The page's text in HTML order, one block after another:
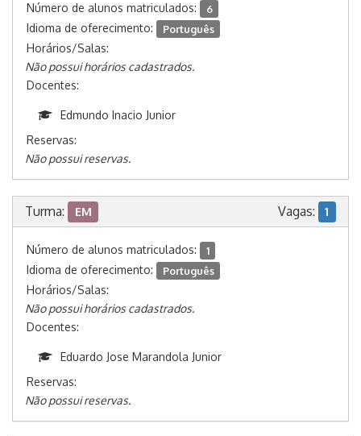
Número de alunos matriculados: 6
Idioma de oferecimento: Português
Horários/Salas:
Não possui horários cadastrados.
Docentes:
Edmundo Inacio Junior
Reservas:
Não possui reservas.
Turma: EM Vagas: 1
Número de alunos matriculados: 1
Idioma de oferecimento: Português
Horários/Salas:
Não possui horários cadastrados.
Docentes:
Eduardo Jose Marandola Junior
Reservas:
Não possui reservas.